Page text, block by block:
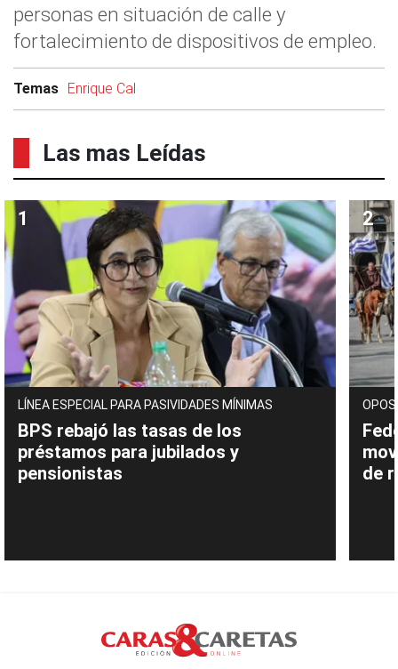
personas en situación de calle y
fortalecimiento de dispositivos de empleo.
Temas Enrique Cal
Las mas Leídas
LÍNEA ESPECIAL PARA PASIVIDADES MÍNIMAS
BPS rebajó las tasas de los
préstamos para jubilados y
pensionistas
de